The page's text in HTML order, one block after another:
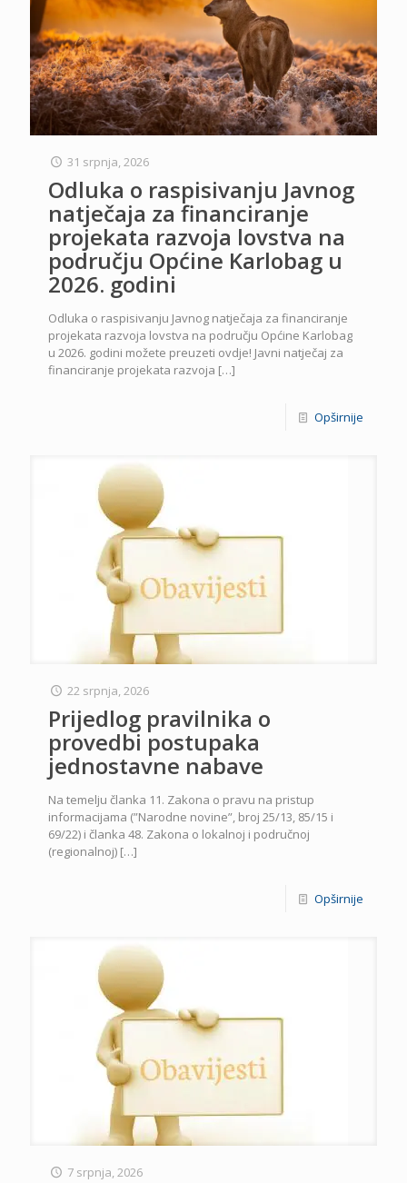
31 srpnja, 2026
Odluka o raspisivanju Javnog
natječaja za financiranje
projekata razvoja lovstva na
području Općine Karlobag u
2026. godini
Odluka o raspisivanju Javnog natječaja za financiranje
projekata razvoja lovstva na području Općine Karlobag
u 2026. godini možete preuzeti ovdje! Javni natječaj za
financiranje projekata razvoja […]
Opširnije
22 srpnja, 2026
Prijedlog pravilnika o
provedbi postupaka
jednostavne nabave
Na temelju članka 11. Zakona o pravu na pristup
informacijama (”Narodne novine”, broj 25/13, 85/15 i
69/22) i članka 48. Zakona o lokalnoj i područnoj
(regionalnoj) […]
Opširnije
7 srpnja, 2026